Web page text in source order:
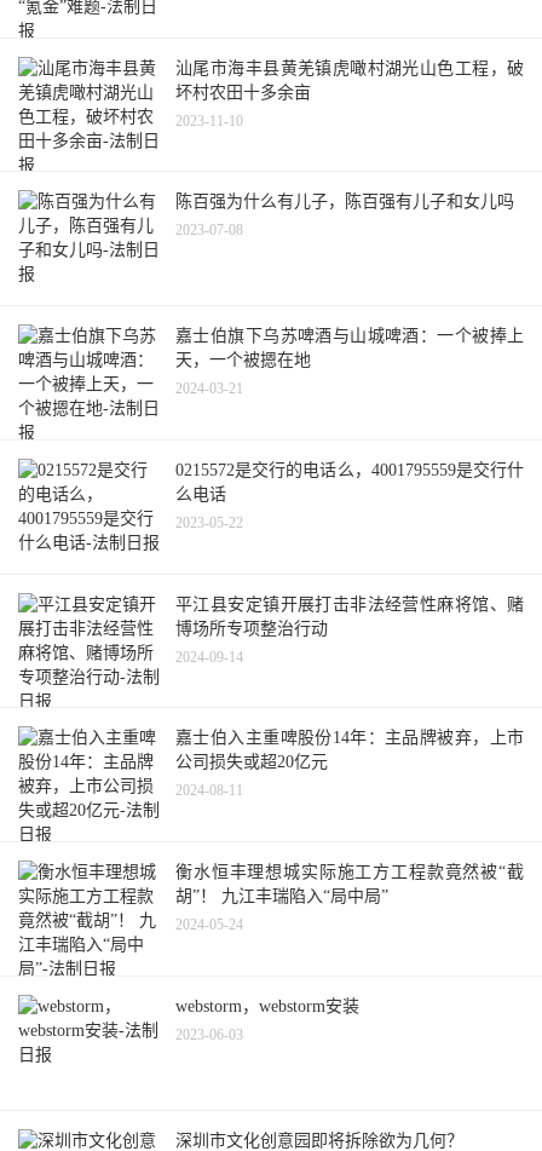
汕尾市海丰县黄羌镇虎噉村湖光山色工程，破
坏村农田十多余亩
2023-11-10
陈百强为什么有儿子，陈百强有儿子和女儿吗
2023-07-08
嘉士伯旗下乌苏啤酒与山城啤酒：一个被捧上
天，一个被摁在地
2024-03-21
0215572是交行的电话么，4001795559是交行什
么电话
2023-05-22
平江县安定镇开展打击非法经营性麻将馆、赌
博场所专项整治行动
2024-09-14
嘉士伯入主重啤股份14年：主品牌被弃，上市
公司损失或超20亿元
2024-08-11
衡水恒丰理想城实际施工方工程款竟然被“截
胡”！ 九江丰瑞陷入“局中局”
2024-05-24
webstorm，webstorm安装
2023-06-03
深圳市文化创意园即将拆除欲为几何？